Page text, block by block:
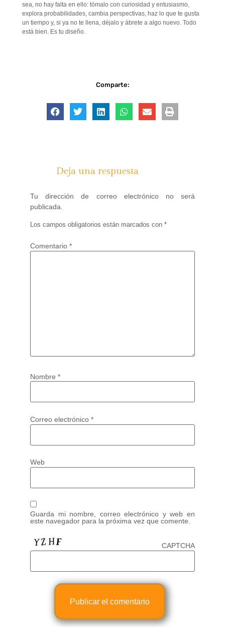
sea, no hay falta en ello: tómalo con curiosidad y entusiasmo,
explora probabilidades, cambia perspectivas, haz lo que te gusta
un tiempo y, si ya no te llena, déjalo y ábrete a algo nuevo. Todo
está bien. Es tu diseño.
Comparte:
Deja una respuesta
Tu dirección de correo electrónico no será
publicada.
Los campos obligatorios están marcados con *
Comentario *
Nombre *
Correo electrónico *
Web
Guarda mi nombre, correo electrónico y web en
este navegador para la próxima vez que comente.
CAPTCHA